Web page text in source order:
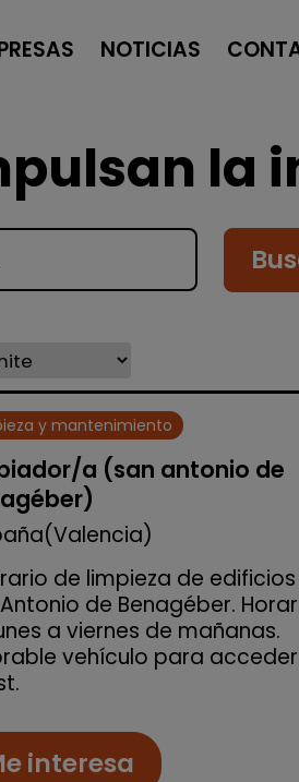
NOTICIAS
la
y mantenimiento
a (san antonio de
de limpieza de edificios
de Benagéber.
a viernes de mañanas.
vehículo para
interesa